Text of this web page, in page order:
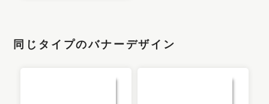
同じタイプのバナーデザイン